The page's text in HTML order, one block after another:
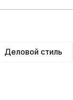
Деловой стиль